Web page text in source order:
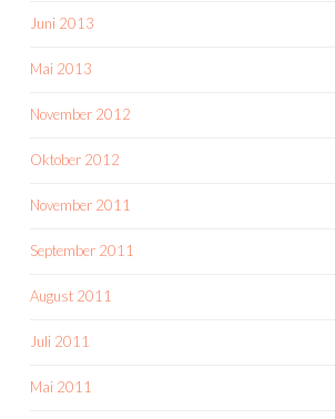
Juni 2013
Mai 2013
November 2012
Oktober 2012
November 2011
September 2011
August 2011
Juli 2011
Mai 2011